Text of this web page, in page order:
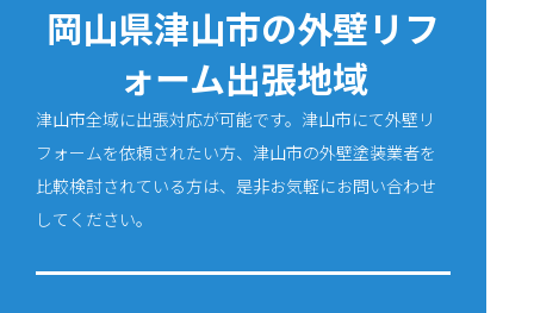
岡山県津山市の外壁リフ
ォーム出張地域
津山市全域に出張対応が可能です。津山市にて外壁リ
フォームを依頼されたい方、津山市の外壁塗装業者を
比較検討されている方は、是非お気軽にお問い合わせ
してください。